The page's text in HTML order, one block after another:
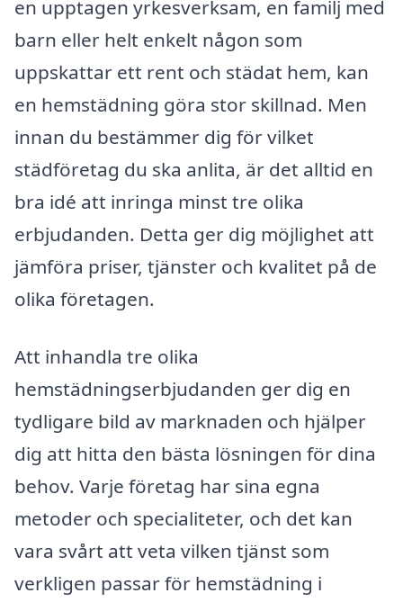
en upptagen yrkesverksam, en familj med
barn eller helt enkelt någon som
uppskattar ett rent och städat hem, kan
en hemstädning göra stor skillnad. Men
innan du bestämmer dig för vilket
städföretag du ska anlita, är det alltid en
bra idé att inringa minst tre olika
erbjudanden. Detta ger dig möjlighet att
jämföra priser, tjänster och kvalitet på de
olika företagen.
Att inhandla tre olika
hemstädningserbjudanden ger dig en
tydligare bild av marknaden och hjälper
dig att hitta den bästa lösningen för dina
behov. Varje företag har sina egna
metoder och specialiteter, och det kan
vara svårt att veta vilken tjänst som
verkligen passar för hemstädning i